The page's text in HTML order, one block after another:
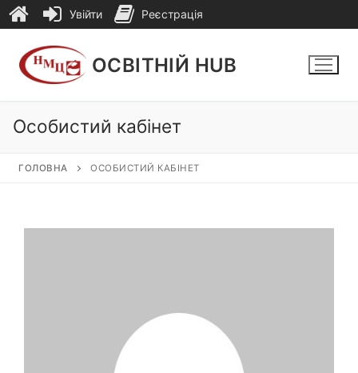
вмісту
ОСВІТНІЙ HUB
Особистий кабінет
ГОЛОВНА ОСОБИСТИЙ КАБІНЕТ
Увійти Реєстрація